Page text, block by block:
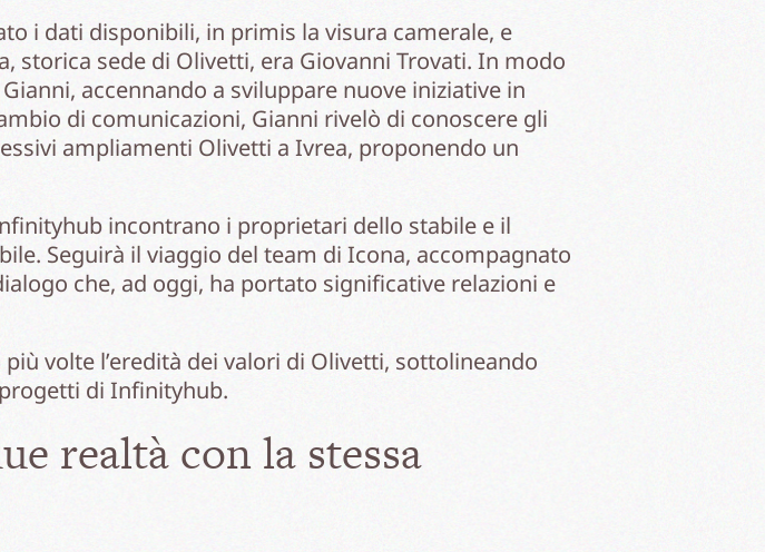
i dati disponibili, in primis la visura camerale, e
storica sede di Olivetti, era Giovanni Trovati. In modo
accennando a sviluppare nuove iniziative in
di comunicazioni, Gianni rivelò di conoscere gli
ampliamenti Olivetti a Ivrea, proponendo un
incontrano i proprietari dello stabile e il
Seguirà il viaggio del team di Icona, accompagnato
che, ad oggi, ha portato significative relazioni e
volte l’eredità dei valori di Olivetti, sottolineando
di Infinityhub.
realtà con la stessa